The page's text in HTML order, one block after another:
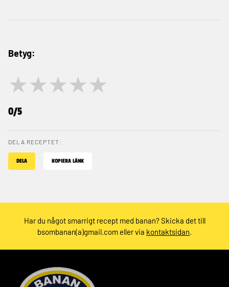
Betyg:
★
★
★
★
★
0/5
DELA RECEPTET:
DELA KOPIERA LÄNK
Har du något smarrigt recept med banan? Skicka det till
bsombanan(a)gmail.com eller via kontaktsidan.